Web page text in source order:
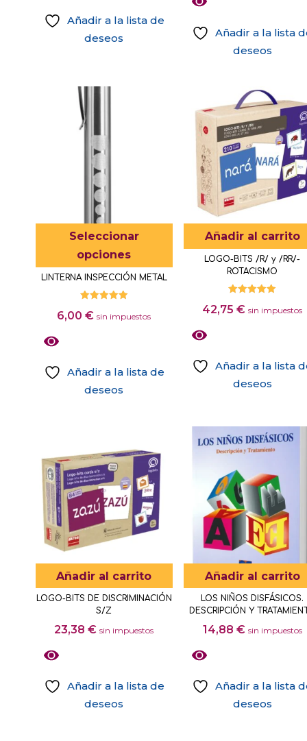
Añadir a la lista de
deseos
Añadir a la lista
deseos
Seleccionar
opciones
producto
tiene
variantes.
opciones
pueden
página
producto
LINTERNA INSPECCIÓN METAL
con
6,00€ sin impuestos
Añadir a la lista de
deseos
múltiples
variantes.
Las
opciones
se
elegir
en
la
Añadir al carrito
LOGO-BITS /R/ y /RR/-
ROTACISMO
con
42,75€ sin impuestos
Añadir a la lista
deseos
Añadir al carrito
LOGO-BITS DE DISCRIMINACIÓN
S/Z
23,38€ sin impuestos
Añadir a la lista de
deseos
Añadir al carrito
LOS NIÑOS DISFÁSICOS.
DESCRIPCIÓN Y
14,88 € sin impuestos
Añadir a la lista
deseos